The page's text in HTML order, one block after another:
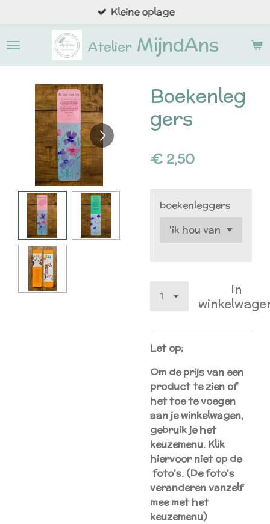
naar
AtelierMijndAns
Kleine oplage
Boekenleg
gers
€ 2,50
boekenleggers
In
Let op;
Om de prijs van een
product te zien of
het toe te voegen
aan je winkelwagen,
gebruik je het
keuzemenu. Klik
hiervoornietop de
foto's. (De foto's
veranderen vanzelf
mee met het
keuzemenu)